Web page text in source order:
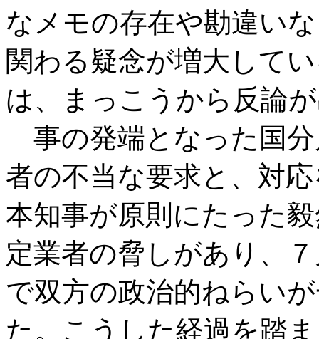
なメモの存在や勘違い
関わる疑念が増大して
は、まっこうから反論
事の発端となった国
者の不当な要求と、対
本知事が原則にたった
定業者の脅しがあり、
で双方の政治的ねらい
た。こうした経過を踏